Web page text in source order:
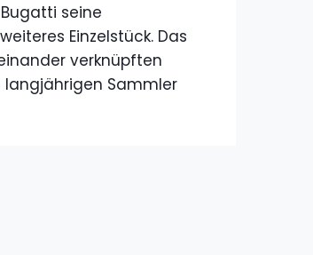
seine
Einzelstück. Das
verknüpften
Sammler